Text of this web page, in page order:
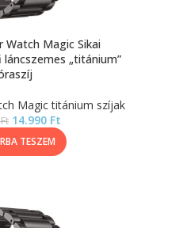
Watch Magic Sikai
„titánium”
Magic titánium szíjak
Ft 14.990 Ft
TESZEM